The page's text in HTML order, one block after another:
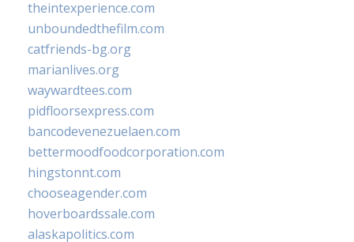
theintexperience.com
unboundedthefilm.com
catfriends-bg.org
marianlives.org
waywardtees.com
pidfloorsexpress.com
bancodevenezuelaen.com
bettermoodfoodcorporation.com
hingstonnt.com
chooseagender.com
hoverboardssale.com
alaskapolitics.com